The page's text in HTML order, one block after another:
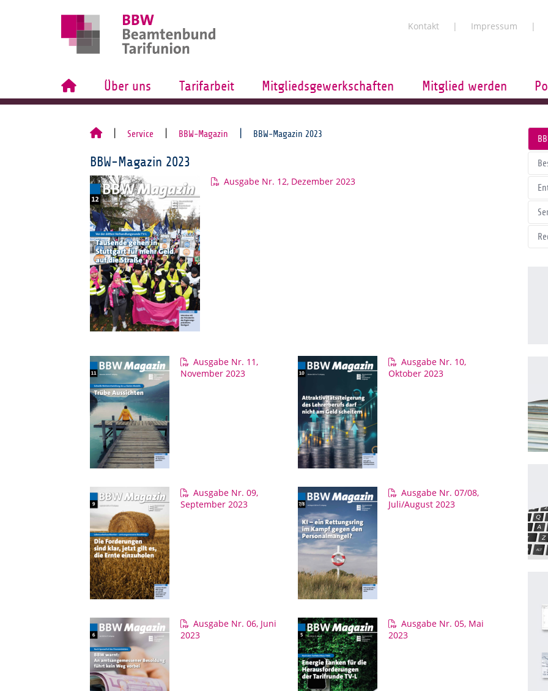
Kontakt Impressum
Über uns Tarifarbeit Mitgliedsgewerkschaften Mitglied werden
Service BBW-Magazin BBW-Magazin 2023
BBW-Magazin 2023
Ausgabe Nr. 12, Dezember 2023
Ausgabe Nr. 11,
November 2023
Ausgabe Nr. 10,
Oktober 2023
Ausgabe Nr. 09,
September 2023
Ausgabe Nr. 07/08,
Juli/August 2023
Ausgabe Nr. 06, Juni
2023
Ausgabe Nr. 05, Mai
2023